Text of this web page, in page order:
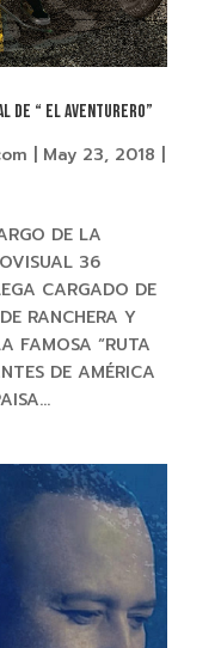
“ EL AVENTURERO”
May 23, 2018
DE LA
36
CARGADO DE
RANCHERA Y
FAMOSA “RUTA
DE AMÉRICA